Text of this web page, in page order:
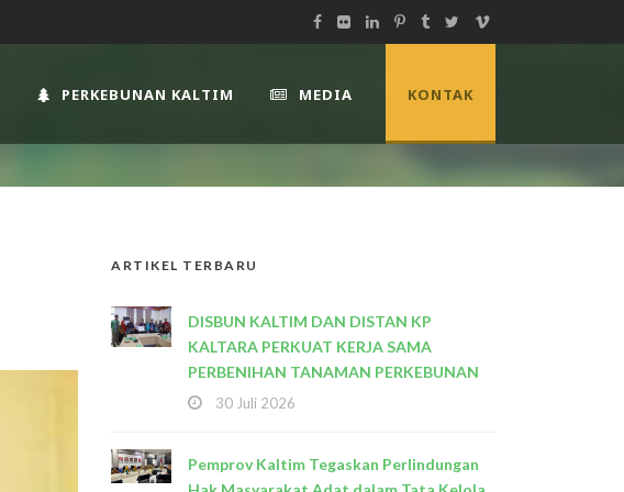
PERKEBUNAN KALTIM MEDIA KONTAK
ARTIKEL TERBARU
DISBUN KALTIM DAN DISTAN KP
KALTARA PERKUAT KERJA SAMA
PERBENIHAN TANAMAN PERKEBUNAN
30 Juli 2026
Pemprov Kaltim Tegaskan Perlindungan